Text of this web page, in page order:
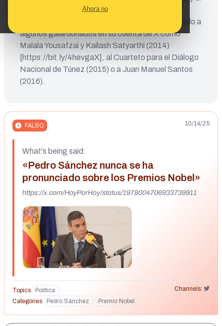
Ahora no
FALSO 10/14/25
What's being said:
«Pedro Sánchez nunca se ha
pronunciado sobre los Premios Nobel»
https://x.com/HoyPorHoy/status/1978004706933739911
Topics Política
Channels:
Categories
Pedro Sánchez Premio Nobel
Programa Mundial de Alimentos (2020)
[https://bit.ly/47qFNw8]. Antes ya había felicitado a
algunos galardonados en su cuenta de X como
Malala Yousafzai y Kailash Satyarthi (2014)
[https://bit.ly/4hevgaX], al Cuarteto para el Diálogo
Nacional de Túnez (2015) o a Juan Manuel Santos
(2016).